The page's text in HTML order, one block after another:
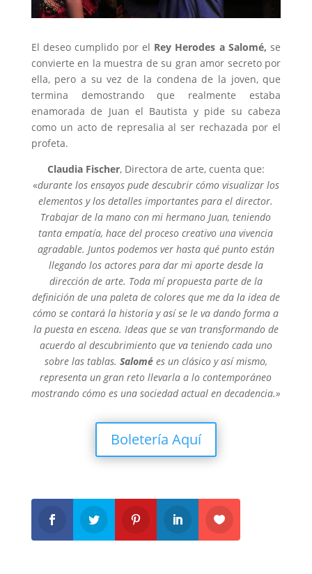
El deseo cumplido por el Rey Herodes a Salomé, se
convierte en la muestra de su gran amor secreto por
ella, pero a su vez de la condena de la joven, que
termina demostrando que realmente estaba
enamorada de Juan el Bautista y pide su cabeza
como un acto de represalia al ser rechazada por el
profeta.
Claudia Fischer, Directora de arte, cuenta que:
«durante los ensayos pude descubrir cómo visualizar los
elementos y los detalles importantes para el director.
Trabajar de la mano con mi hermano Juan, teniendo
tanta empatía, hace del proceso creativo una vivencia
agradable. Juntos podemos ver hasta qué punto están
llegando los actores para dar mi aporte desde la
dirección de arte. Toda mí propuesta parte de la
definición de una paleta de colores que me da la idea de
cómo se contará la historia y así se le va dando forma a
la puesta en escena. Ideas que se van transformando de
acuerdo al descubrimiento que va teniendo cada uno
sobre las tablas. Salomées un clásico y así mismo,
representa un gran reto llevarla a lo contemporáneo
mostrando cómo es una sociedad actual en decadencia.»
Boletería Aquí